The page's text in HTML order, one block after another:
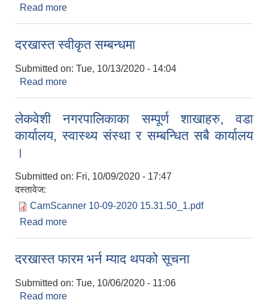
Read more
दरखास्त स्वीकृत सम्बन्धमा
Submitted on: Tue, 10/13/2020 - 14:04
Read more
लेकवेशी नगरपालिकाका सम्पूर्ण शाखाहरु, वडा
कार्यालय, स्वास्थ्य संस्था र सम्बन्धित सबै कार्यालय
।
Submitted on: Fri, 10/09/2020 - 17:47
दस्तावेज:
CamScanner 10-09-2020 15.31.50_1.pdf
Read more
दरखास्त फारम भर्न म्याद थपको सूचना
Submitted on: Tue, 10/06/2020 - 11:06
Read more